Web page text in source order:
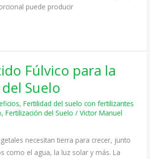
puede producir
Fúlvico para la
Suelo
,Fertilidad del suelo con fertilizantes
,Fertilización del Suelo /Victor Manuel
necesitan tierra para crecer, junto
como el agua, la luz solar y más. La